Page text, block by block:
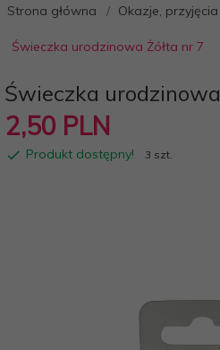
Strona główna Okazje, przyjęcia
Świeczka urodzinowa Żółta nr 7
Świeczka
2,50 PLN
Produkt dostępny! 3 szt.